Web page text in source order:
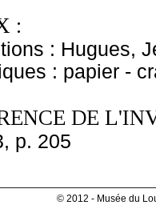
:
: Hugues,
: papier -
DE
p. 205
© 2012 - Musée du